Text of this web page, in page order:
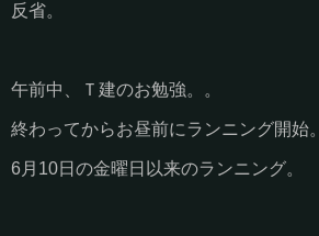
反省。
午前中、Ｔ建のお勉強。。
終わってからお昼前にランニング開始。
6月10日の金曜日以来のランニング。